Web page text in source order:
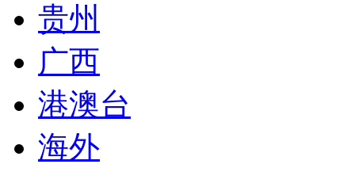
贵州
广西
港澳台
海外